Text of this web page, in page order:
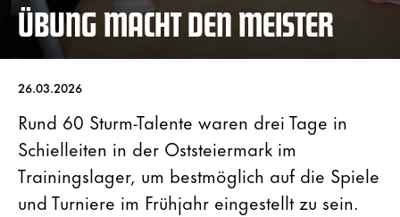
ÜBUNG MACHT DEN MEISTER
26.03.2026
Rund 60 Sturm-Talente waren drei Tage in
Schielleiten in der Oststeiermark im
Trainingslager, um bestmöglich auf die Spiele
und Turniere im Frühjahr eingestellt zu sein.